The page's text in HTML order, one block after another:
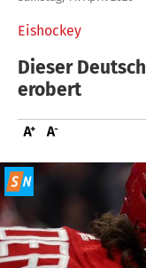
Eishockey
Dieser
erobert